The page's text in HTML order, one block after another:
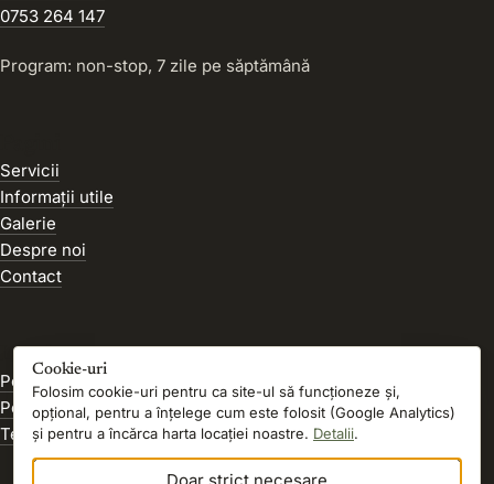
0753 264 147
Program: non-stop, 7 zile pe săptămână
Servicii
Informații utile
Galerie
Despre noi
Contact
Legal
Politica de confidențialitate
Politica cookies
Termeni și condiții
Cookie-uri
Folosim cookie-uri pentru ca site-ul să funcționeze și,
opțional, pentru a înțelege cum este folosit (Google Analytics)
și pentru a încărca harta locației noastre. Detalii.
Doar strict necesare